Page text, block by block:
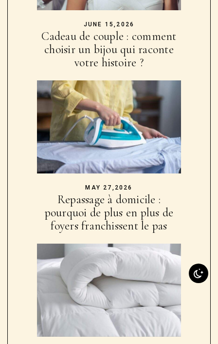
JUNE 15,2026
Cadeau de couple : comment
choisir un bijou qui raconte
votre histoire ?
MAY 27,2026
Repassage à domicile :
pourquoi de plus en plus de
foyers franchissent le pas